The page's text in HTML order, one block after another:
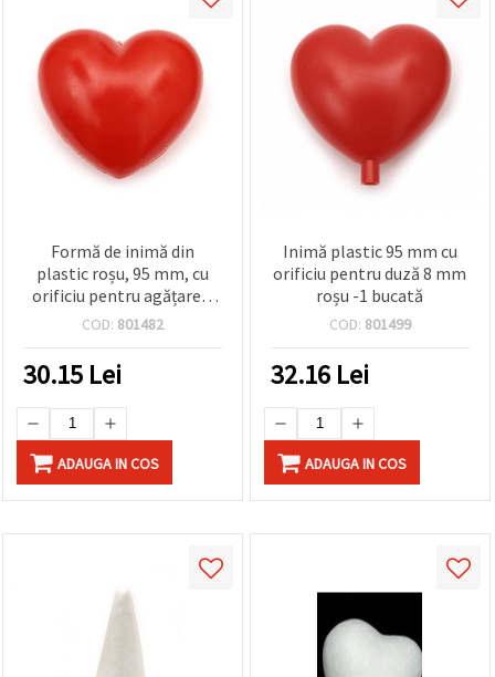
Formă de inimă din
plastic roșu, 95 mm, cu
orificiu pentru agățare 3
mm –
pentru decorațiuni, Ziua
Îndrăgostiților & decor
pentru casă
COD: 801482
30.15 Lei
ADAUGA IN COS
Inimă plastic 95 mm cu
orificiu pentru duză 8 mm
roșu -1 bucată
COD: 801499
32.16 Lei
ADAUGA IN COS